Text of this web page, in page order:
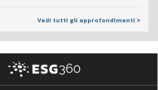
Vedi tutti gli approfondimenti >